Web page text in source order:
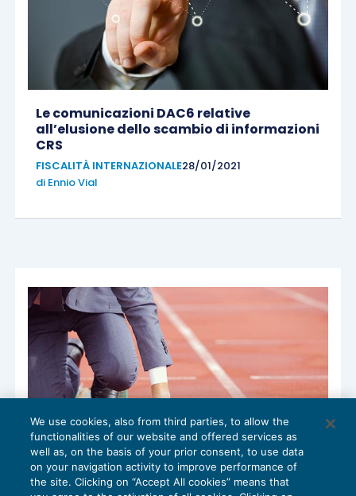
Le comunicazioni DAC6 relative
all’elusione dello scambio di informazioni
CRS
FISCALITÀ INTERNAZIONALE28/01/2021
di Ennio Vial
La DAC6 ai blocchi di partenza
We use cookies, also from third parties, to allow the
functionalities of our website and offered services as
well as, on the basis of your prior consent, to use data
on your navigation activity to improve performance of
the site. Clicking on “Accept All cookies” means that